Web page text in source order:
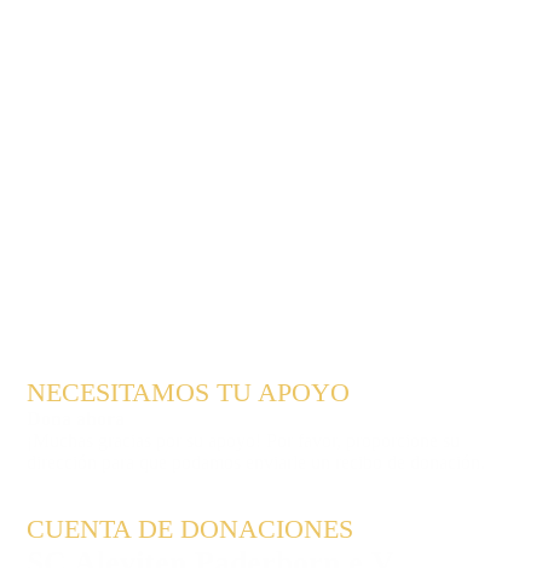
NECESITAMOS TU APOYO
CUENTA DE DONACIONES